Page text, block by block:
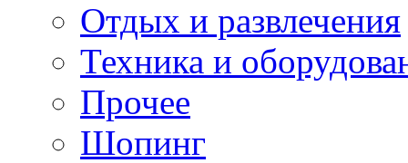
Отдых и развлечения
Техника и
Прочее
Шопинг